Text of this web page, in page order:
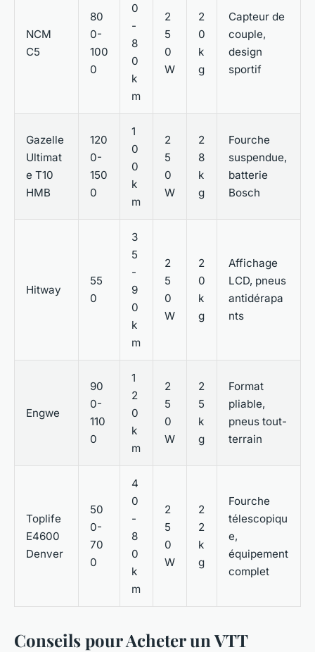
NCM
C5
80
0-
100
0
0
-
8
0
k
m
2
5
0
W
2
0
k
g
Capteur de
couple,
design
sportif
Gazelle
Ultimat
e T10
HMB
120
0-
150
0
1
0
0
k
m
2
5
0
W
2
8
k
g
Fourche
suspendue,
batterie
Bosch
Hitway
55
0
3
5
-
9
0
k
m
2
5
0
W
2
0
k
g
Affichage
LCD, pneus
antidérapa
nts
Engwe
90
0-
110
0
1
2
0
k
m
2
5
0
W
2
5
k
g
Format
pliable,
pneus tout-
terrain
Toplife
E4600
Denver
50
0-
70
0
4
0
-
8
0
k
m
2
5
0
W
2
2
k
g
Fourche
télescopiqu
e,
équipement
complet
Conseils pour Acheter un VTT